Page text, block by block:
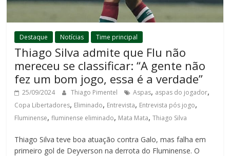
Destaque Notícias Time principal
Thiago Silva admite que Flu não
mereceu se classificar: “A gente não
fez um bom jogo, essa é a verdade”
25/09/2024 Thiago Pimentel Aspas, aspas do jogador,
Copa Libertadores, Eliminado, Entrevista, Entrevista pós jogo,
Fluminense,fluminense eliminado, Mata Mata,Thiago Silva
Thiago Silva teve boa atuação contra Galo, mas falha em
primeiro gol de Deyverson na derrota do Fluminense. O